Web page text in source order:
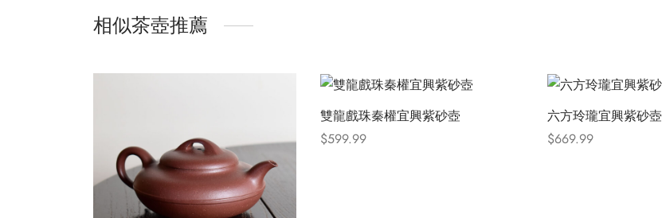
相似茶壺推薦
雙龍戲珠秦權宜興紫砂壺
$599.99
六方玲瓏宜興紫砂壺
$669.99